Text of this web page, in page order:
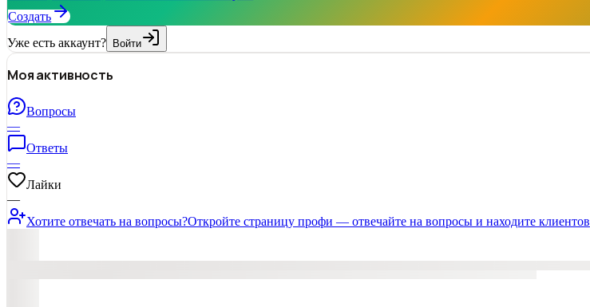
Создать
Уже есть аккаунт? Войти
Моя активность
Вопросы
—
Ответы
—
Лайки
—
Хотите отвечать на вопросы?Откройте страницу профи — отвечайте на вопросы и находите клиентов